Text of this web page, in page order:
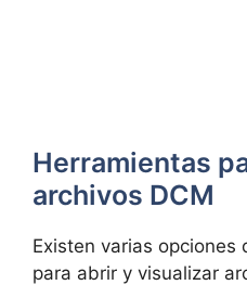
Herramientas
archivos DCM
Existen varias
para abrir y visualizar